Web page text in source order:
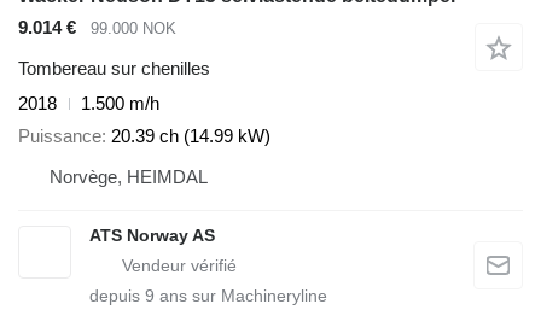
9.014 €
99.000 NOK
Tombereau sur chenilles
2018
1.500 m/h
Puissance 20.39 ch (14.99 kW)
Norvège, HEIMDAL
ATS Norway AS
depuis 9 ans sur Machineryline